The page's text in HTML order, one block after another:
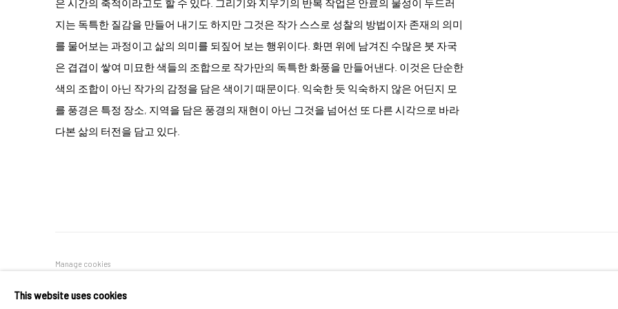
은 시간의 축적이라고도 할 수 있다. 그리기와 지우기의 반복 작업은 안료의 물성이 두드러
지는 독특한 질감을 만들어 내기도 하지만 그것은 작가 스스로 성찰의 방법이자 존재의 의미
를 물어보는 과정이고 삶의 의미를 되짚어 보는 행위이다. 화면 위에 남겨진 수많은 붓 자국
은 겹겹이 쌓여 미묘한 색들의 조합으로 작가만의 독특한 화풍을 만들어낸다. 이것은 단순한
색의 조합이 아닌 작가의 감정을 담은 색이기 때문이다. 익숙한 듯 익숙하지 않은 어딘지 모
를 풍경은 특정 장소, 지역을 담은 풍경의 재현이 아닌 그것을 넘어선 또 다른 시각으로 바라
다본 삶의 터전을 담고 있다.
Manage cookies
This website uses cookies